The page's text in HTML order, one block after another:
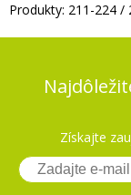
Produkty: 211 -224 /
Získajte